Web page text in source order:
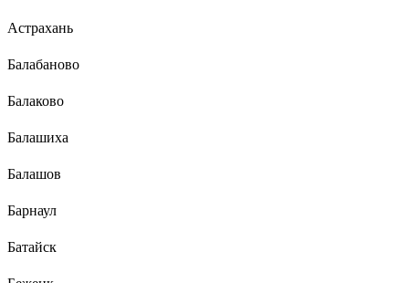
Астрахань
Балабаново
Балаково
Балашиха
Балашов
Барнаул
Батайск